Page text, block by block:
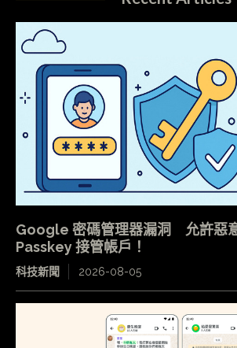
Google 密碼管理器漏洞 允許惡
Passkey 接管帳戶！
科技新聞 2026-08-05